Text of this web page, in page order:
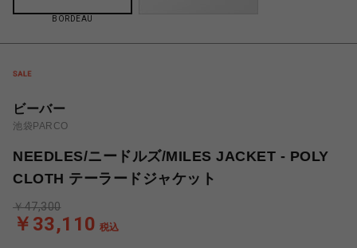
BORDEAU
ビーバー
池袋PARCO
NEEDLES/ニードルズ/MILES JACKET - POLY
CLOTH テーラードジャケット
￥33,110 税込
￥47,300